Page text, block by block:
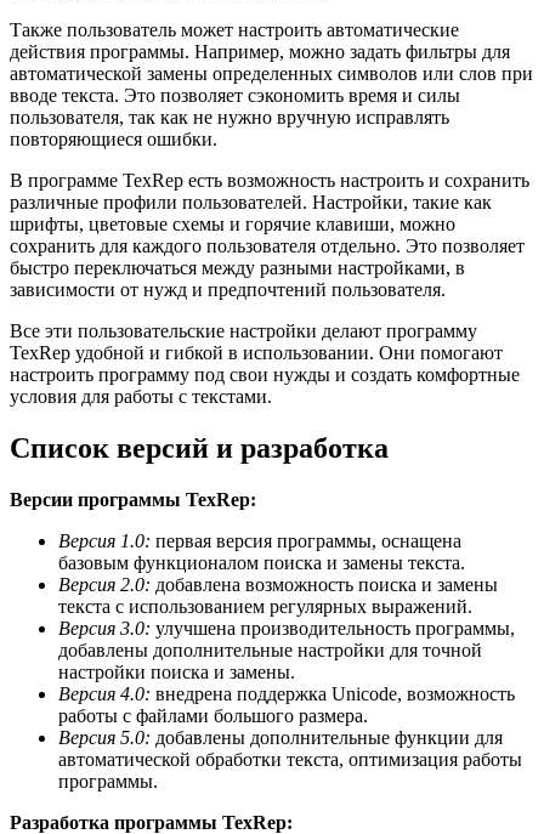
Также пользователь может настроить автоматические
действия программы. Например, можно задать фильтры для
автоматической замены определенных символов или слов при
вводе текста. Это позволяет сэкономить время и силы
пользователя, так как не нужно вручную исправлять
повторяющиеся ошибки.
В программе TexRep есть возможность настроить и сохранить
различные профили пользователей. Настройки, такие как
шрифты, цветовые схемы и горячие клавиши, можно
сохранить для каждого пользователя отдельно. Это позволяет
быстро переключаться между разными настройками, в
зависимости от нужд и предпочтений пользователя.
Все эти пользовательские настройки делают программу
TexRep удобной и гибкой в использовании. Они помогают
настроить программу под свои нужды и создать комфортные
условия для работы с текстами.
Список версий и разработка
Версии программы TexRep:
Версия 1.0: первая версия программы, оснащена
базовым функционалом поиска и замены текста.
Версия 2.0: добавлена возможность поиска и замены
текста с использованием регулярных выражений.
Версия 3.0: улучшена производительность программы,
добавлены дополнительные настройки для точной
настройки поиска и замены.
Версия 4.0: внедрена поддержка Unicode, возможность
работы с файлами большого размера.
Версия 5.0: добавлены дополнительные функции для
автоматической обработки текста, оптимизация работы
программы.
Разработка программы TexRep: